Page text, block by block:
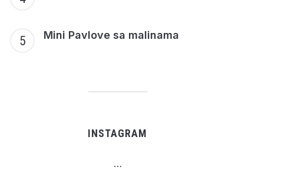
Mini Pavlove sa malinama
INSTAGRAM
…